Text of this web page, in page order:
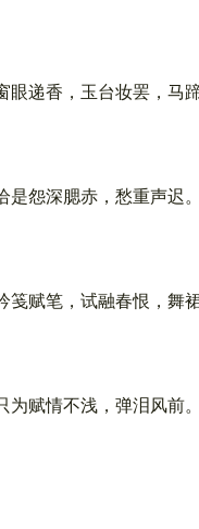
香，玉台妆罢，马
怨深腮赤，愁重声迟
笔，试融春恨，舞
赋情不浅，弹泪风前